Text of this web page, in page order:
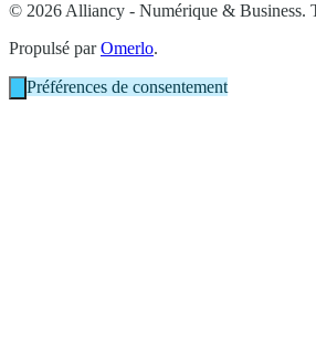
© 2026 Alliancy - Numérique & Business.
Propulsé parOmerlo.
Préférences de consentement